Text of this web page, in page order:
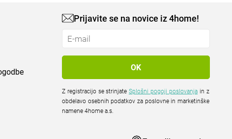
Prijavite se na novice iz 4home!
Z registracijo se strinjateSplošni pogoji poslovanja
obdelavo osebnih podatkov za poslovne in marketinške
namene 4home a.s.